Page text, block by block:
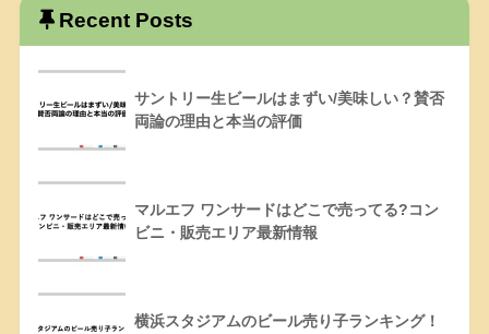
Recent Posts
サントリー生ビールはまずい/美味しい？賛否
両論の理由と本当の評価
マルエフ ワンサードはどこで売ってる?コン
ビニ・販売エリア最新情報
横浜スタジアムのビール売り子ランキング！